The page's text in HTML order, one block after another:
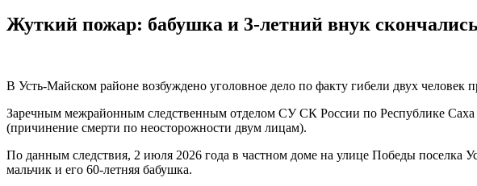
Жуткий пожар: бабушка и 3-летний внук
В Усть-Майском районе возбуждено уголовное дело по факту гибели двух человек
Заречным межрайонным следственным отделом СУ СК России по Республике Саха
(причинение смерти по неосторожности двум лицам).
По данным следствия, 2 июля 2026 года в частном доме на улице Победы поселка
мальчик и его 60-летняя бабушка.